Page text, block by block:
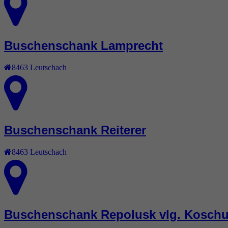
Buschenschank Lamprecht
8463 Leutschach
Buschenschank Reiterer
8463 Leutschach
Buschenschank Repolusk vlg.